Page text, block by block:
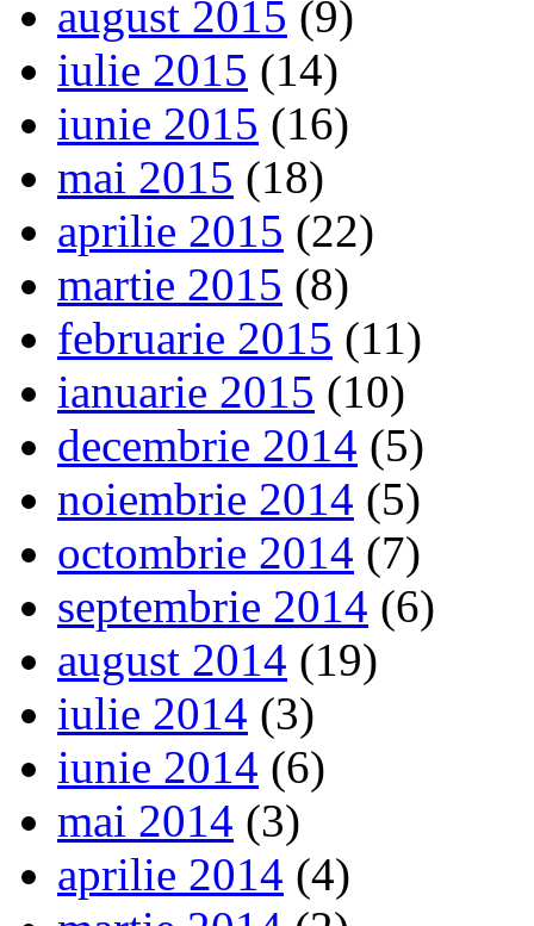
august 2015 (9)
iulie 2015 (14)
iunie 2015 (16)
mai 2015 (18)
aprilie 2015 (22)
martie 2015 (8)
februarie 2015 (11)
ianuarie 2015 (10)
decembrie 2014 (5)
noiembrie 2014 (5)
octombrie 2014 (7)
septembrie 2014 (6)
august 2014 (19)
iulie 2014 (3)
iunie 2014 (6)
mai 2014 (3)
aprilie 2014 (4)